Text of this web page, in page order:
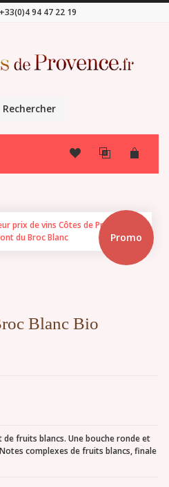
+33(0)4 94 47 22 19
Rechercher
Promo
Blanc Bio
fruits blancs. Une bouche ronde et
complexes de fruits blancs, finale